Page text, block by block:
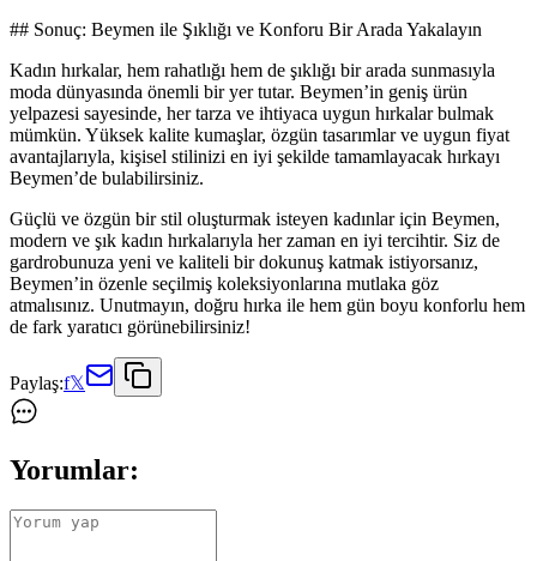
## Sonuç: Beymen ile Şıklığı ve Konforu Bir Arada Yakalayın
Kadın hırkalar, hem rahatlığı hem de şıklığı bir arada sunmasıyla
moda dünyasında önemli bir yer tutar. Beymen’in geniş ürün
yelpazesi sayesinde, her tarza ve ihtiyaca uygun hırkalar bulmak
mümkün. Yüksek kalite kumaşlar, özgün tasarımlar ve uygun fiyat
avantajlarıyla, kişisel stilinizi en iyi şekilde tamamlayacak hırkayı
Beymen’de bulabilirsiniz.
Güçlü ve özgün bir stil oluşturmak isteyen kadınlar için Beymen,
modern ve şık kadın hırkalarıyla her zaman en iyi tercihtir. Siz de
gardrobunuza yeni ve kaliteli bir dokunuş katmak istiyorsanız,
Beymen’in özenle seçilmiş koleksiyonlarına mutlaka göz
atmalısınız. Unutmayın, doğru hırka ile hem gün boyu konforlu hem
de fark yaratıcı görünebilirsiniz!
Paylaş:f𝕏
Yorumlar: